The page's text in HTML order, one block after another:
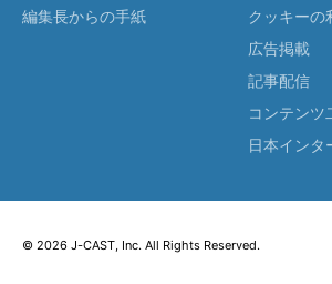
編集長からの手紙
クッキーの
広告掲載
記事配信
コンテンツ
日本インタ
© 2026 J-CAST, Inc. All Rights Reserved.